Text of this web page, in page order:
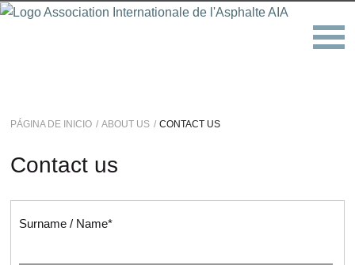
PÁGINA DE INICIO ABOUT US CONTACT US
Contact us
Surname / Name*